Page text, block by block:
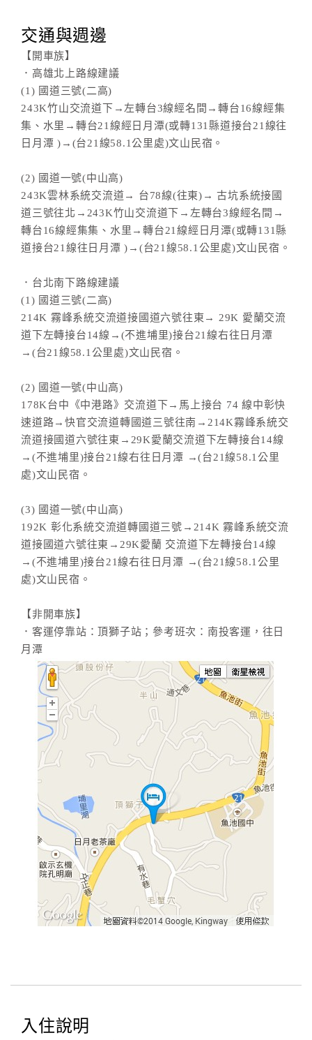
交通與週邊
【開車族】
．高雄北上路線建議
(1) 國道三號(二高)
243K竹山交流道下→左轉台3線經名間→轉台16線經集
集、水里→轉台21線經日月潭(或轉131縣道接台21線往
日月潭 )→(台21線58.1公里處)文山民宿。
(2) 國道一號(中山高)
243K雲林系統交流道→ 台78線(往東)→ 古坑系統接國
道三號往北→243K竹山交流道下→左轉台3線經名間→
轉台16線經集集、水里→轉台21線經日月潭(或轉131縣
道接台21線往日月潭 )→(台21線58.1公里處)文山民宿。
．台北南下路線建議
(1) 國道三號(二高)
214K 霧峰系統交流道接國道六號往東→ 29K 愛蘭交流
道下左轉接台14線→(不進埔里)接台21線右往日月潭
→(台21線58.1公里處)文山民宿。
(2) 國道一號(中山高)
178K台中《中港路》交流道下→馬上接台 74 線中彰快
速道路→快官交流道轉國道三號往南→214K霧峰系統交
流道接國道六號往東→29K愛蘭交流道下左轉接台14線
→(不進埔里)接台21線右往日月潭 →(台21線58.1公里
處)文山民宿。
(3) 國道一號(中山高)
192K 彰化系統交流道轉國道三號→214K 霧峰系統交流
道接國道六號往東→29K愛蘭 交流道下左轉接台14線
→(不進埔里)接台21線右往日月潭 →(台21線58.1公里
處)文山民宿。
【非開車族】
．客運停靠站：頂獅子站；參考班次：南投客運，往日
月潭
入住說明